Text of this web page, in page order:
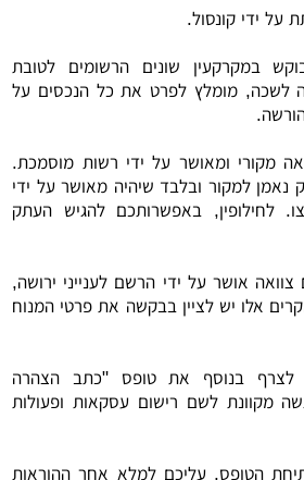
ידי קונסול.
במקרקעין שונים הרשומים לטובת
לשכה, מומלץ לפרט את כל הנכסים על
מקורי ומאושר על ידי רשות מוסמכת.
למקור ובלבד שיהיה מאושר על ידי
לחילופין, באפשרותכם להגיש העתק
אושר על ידי הרשם לענייני ירושה,
אלו יש לציין בבקשה את פרטי המנוח
לצרף בנוסף את טופס "כתב הצהרה
מקוונת לשם רישום עסקאות ופעולות
הטופס, עליכם למלא אחר ההוראות